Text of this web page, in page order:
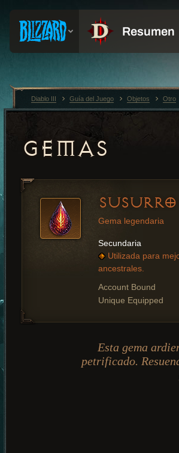
GEMAS
Gema legendaria
Secundaria
Utilizada para
ancestrales.
Account Bound
Unique Equipped
Esta gema
petrificado.
Diablo III Guía del Juego Objetos Otro